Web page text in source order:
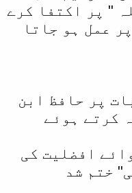
" پر اکتفا کرے
عمل ہو جاتا
پر حافظ ابن
کرتے ہوئے
افضلیت کی
ختم شد